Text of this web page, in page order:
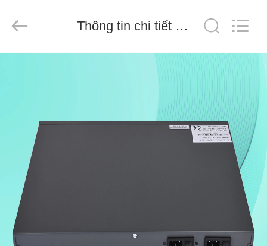
SẢN
PHẨM
VỀ
CHÚNG
TÔI
Ltd..
Thông tin chi tiết sản phẩm